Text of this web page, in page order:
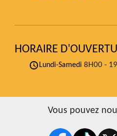
HORAIRE
Lundi-Samedi 8H00 -
Vous pouvez